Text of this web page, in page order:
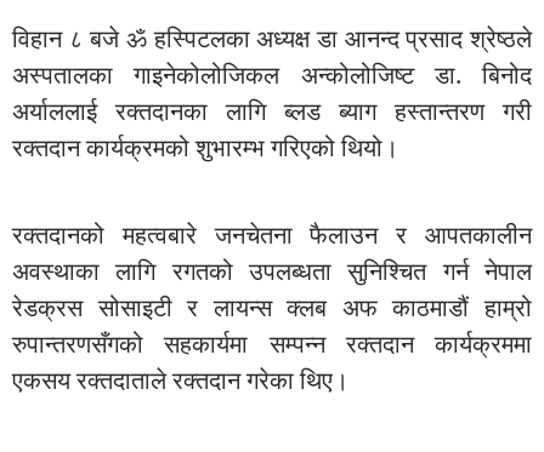
विहान ८ बजे ॐ हस्पिटलका अध्यक्ष डा आनन्द प्रसाद श्रेष्ठले
अस्पतालका गाइनेकोलोजिकल अन्कोलोजिष्ट डा. बिनोद
अर्याललाई रक्तदानका लागि ब्लड ब्याग हस्तान्तरण गरी
रक्तदान कार्यक्रमको शुभारम्भ गरिएको थियो।
रक्तदानको महत्वबारे जनचेतना फैलाउन र आपतकालीन
अवस्थाका लागि रगतको उपलब्धता सुनिश्चित गर्न नेपाल
रेडक्रस सोसाइटी र लायन्स क्लब अफ काठमाडौं हाम्रो
रुपान्तरणसँगको सहकार्यमा सम्पन्न रक्तदान कार्यक्रममा
एकसय रक्तदाताले रक्तदान गरेका थिए।